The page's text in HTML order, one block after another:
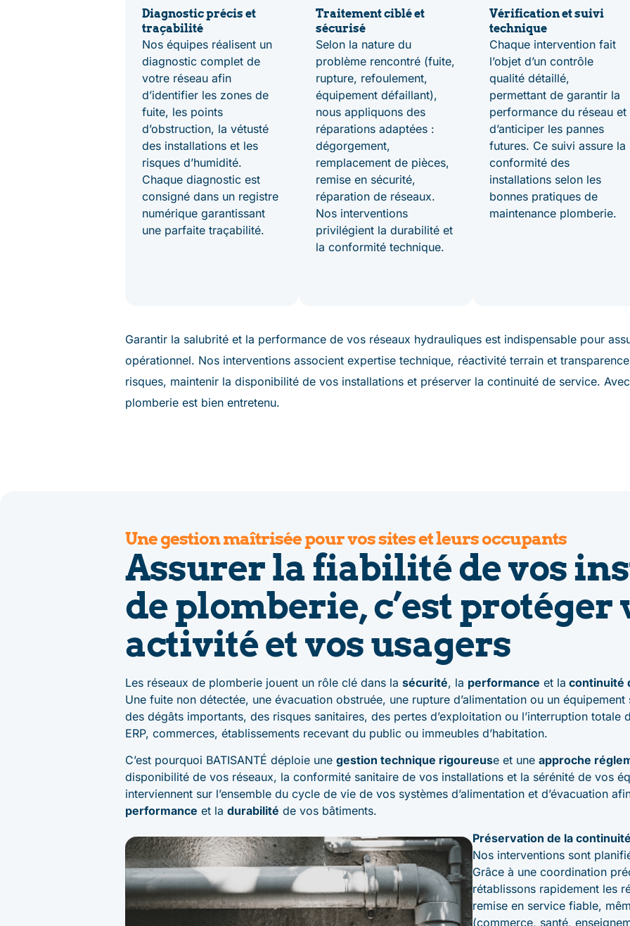
Diagnostic précis et
traçabilité
Nos équipes réalisent un
diagnostic complet de
votre réseau afin
d’identifier les zones de
fuite, les points
d’obstruction, la vétusté
des installations et les
risques d’humidité.
Chaque diagnostic est
consigné dans un registre
numérique garantissant
une parfaite traçabilité.
Traitement ciblé et
sécurisé
Selon la nature du
problème rencontré (fuite,
rupture, refoulement,
équipement défaillant),
nous appliquons des
réparations adaptées :
dégorgement,
remplacement de pièces,
remise en sécurité,
réparation de réseaux.
Nos interventions
privilégient la durabilité et
la conformité technique.
Vérification et suivi
technique
Chaque intervention fait
l’objet d’un contrôle
qualité détaillé,
permettant de garantir la
performance du réseau et
d’anticiper les pannes
futures. Ce suivi assure la
conformité des
installations selon les
bonnes pratiques de
maintenance plomberie.
Garantir la salubrité et la performance de vos réseaux hydrauliques est indispensable pour
opérationnel. Nos interventions associent expertise technique, réactivité terrain et
risques, maintenir la disponibilité de vos installations et préserver la continuité de service.
plomberie est bien entretenu.
Une gestion maîtrisée pour vos sites et leurs occupants
Assurer la fiabilité de vos
de plomberie, c’est protéger
activité et vos usagers
Les réseaux de plomberie jouent un rôle clé dans la sécurité, la performance et la continuité
Une fuite non détectée, une évacuation obstruée, une rupture d’alimentation ou un
des dégâts importants, des risques sanitaires, des pertes d’exploitation ou l’interruption
ERP, commerces, établissements recevant du public ou immeubles d’habitation.
C’est pourquoi BATISANTÉ déploie une gestion technique rigoureuse et une approche
disponibilité de vos réseaux, la conformité sanitaire de vos installations et la sérénité de vos
interviennent sur l’ensemble du cycle de vie de vos systèmes d’alimentation et d’évacuation
performance et la durabilité de vos bâtiments.
Préservation de la
Nos interventions sont
Grâce à une coordination
rétablissons rapidement les
remise en service fiable,
(commerce, santé,